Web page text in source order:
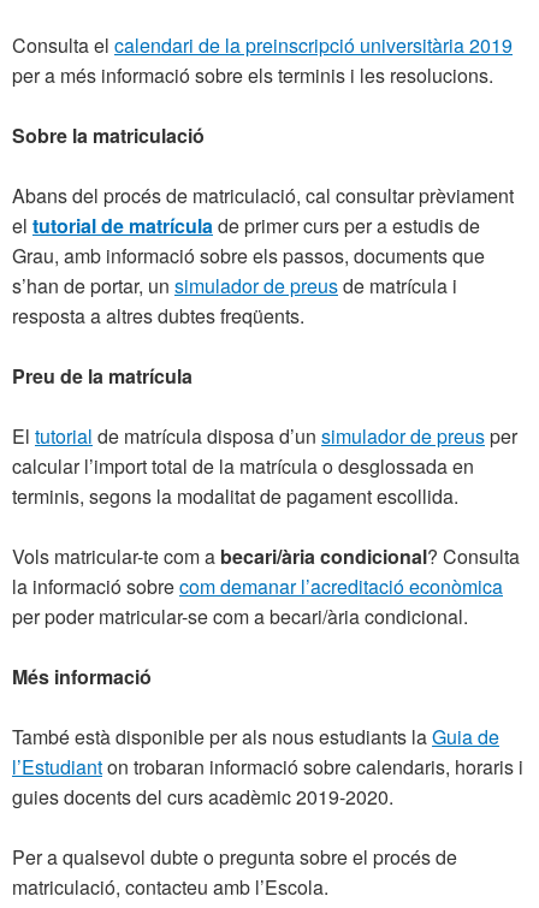
Consulta el calendari de la preinscripció universitària 2019
per a més informació sobre els terminis i les resolucions.
Sobre la matriculació
Abans del procés de matriculació, cal consultar prèviament
el tutorial de matrículade primer curs per a estudis de
Grau, amb informació sobre els passos, documents que
s’han de portar, un simulador de preusde matrícula i
resposta a altres dubtes freqüents.
Preu de la matrícula
El tutorial de matrícula disposa d’un simulador de preusper
calcular l’import total de la matrícula o desglossada en
terminis, segons la modalitat de pagament escollida.
Vols matricular-te com a becari/ària condicional? Consulta
la informació sobrecom demanar l’acreditació econòmica
per poder matricular-se com a becari/ària condicional.
Més informació
També està disponible per als nous estudiants laGuia de
l’Estudianton trobaran informació sobre calendaris, horaris i
guies docents del curs acadèmic 2019-2020.
Per a qualsevol dubte o pregunta sobre el procés de
matriculació, contacteu amb l’Escola.